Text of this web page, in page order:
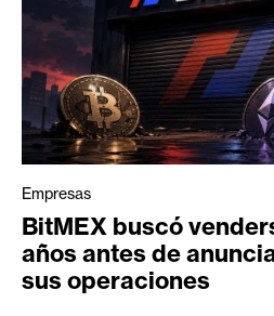
Empresas
BitMEX buscó
años antes de
sus operaciones